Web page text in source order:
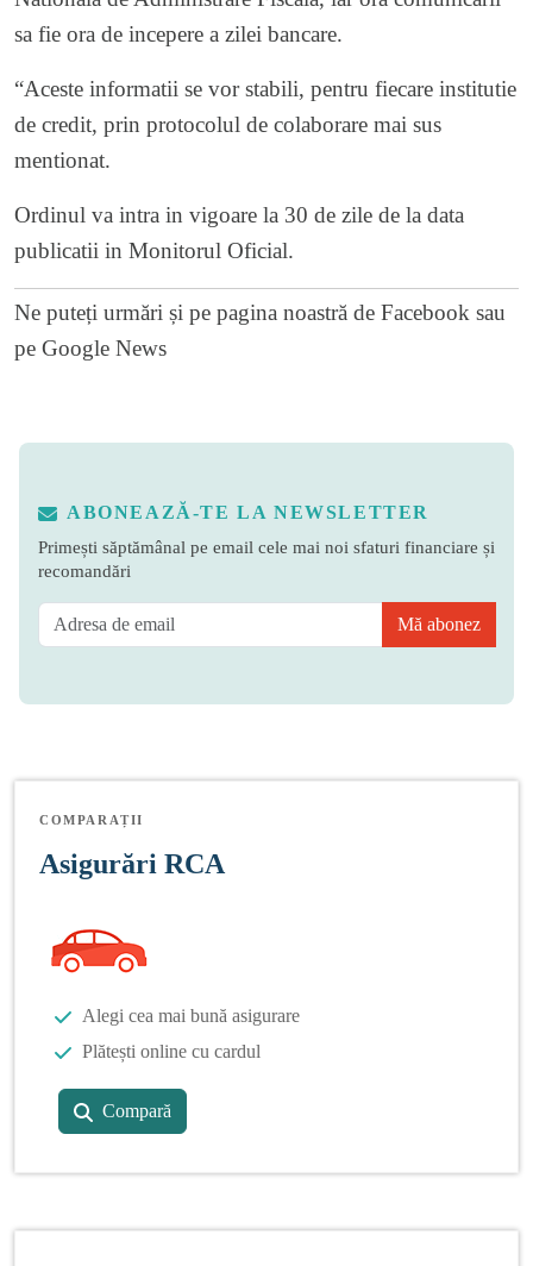
sa fie ora de incepere a zilei bancare.
“Aceste informatii se vor stabili, pentru fiecare institutie
de credit, prin protocolul de colaborare mai sus
mentionat.
Ordinul va intra in vigoare la 30 de zile de la data
publicatii in Monitorul Oficial.
Ne puteți urmări și pe pagina noastră de Facebook sau
pe Google News
ABONEAZĂ-TE LA NEWSLETTER
Primești săptămânal pe email cele mai noi sfaturi financiare și
recomandări
Mă abonez
COMPARAȚII
Asigurări RCA
Alegi cea mai bună asigurare
Plătești online cu cardul
Compară